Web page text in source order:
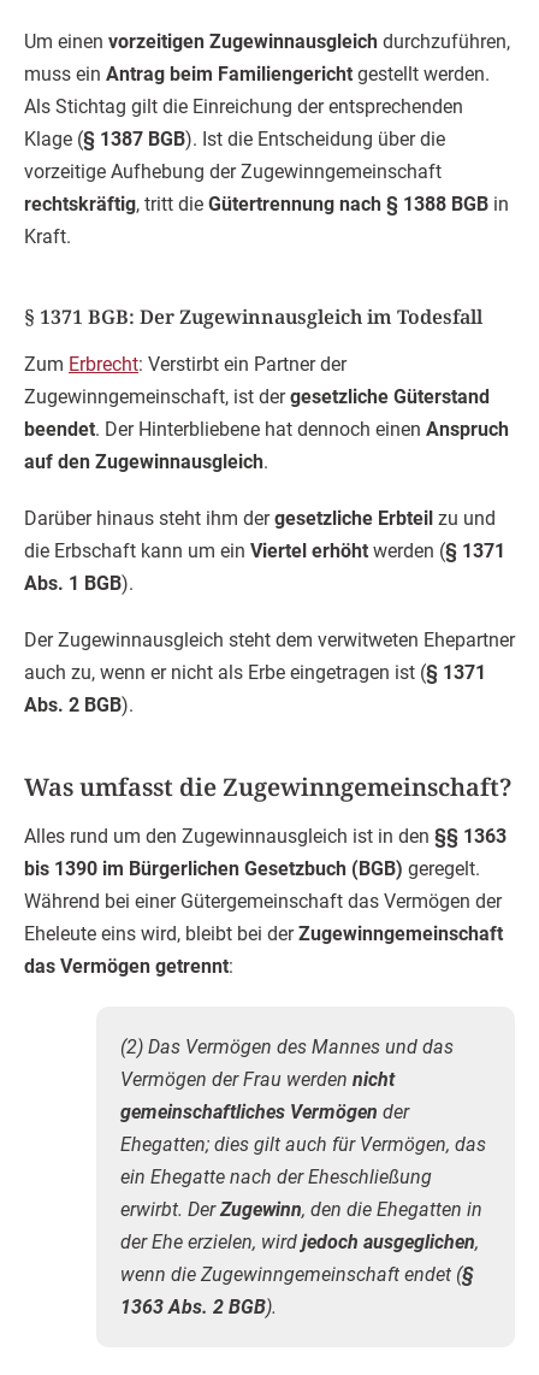
Um einen vorzeitigen Zugewinnausgleich durchzuführen,
muss ein Antrag beim Familiengericht gestellt werden.
Als Stichtag gilt die Einreichung der entsprechenden
Klage (§ 1387 BGB). Ist die Entscheidung über die
vorzeitige Aufhebung der Zugewinngemeinschaft
rechtskräftig, tritt die Gütertrennung nach § 1388 BGB in
Kraft.
§ 1371 BGB: Der Zugewinnausgleich im Todesfall
Zum Erbrecht: Verstirbt ein Partner der
Zugewinngemeinschaft, ist dergesetzliche Güterstand
beendet. Der Hinterbliebene hat dennoch einen Anspruch
auf den Zugewinnausgleich.
Darüber hinaus steht ihm dergesetzliche Erbteil zu und
die Erbschaft kann um ein Viertel erhöht werden (§ 1371
Abs. 1 BGB).
Der Zugewinnausgleich steht dem verwitweten Ehepartner
auch zu, wenn er nicht als Erbe eingetragen ist (§ 1371
Abs. 2 BGB).
Was umfasst die Zugewinngemeinschaft?
Alles rund um den Zugewinnausgleich ist in den §§ 1363
bis 1390 im Bürgerlichen Gesetzbuch (BGB) geregelt.
Während bei einer Gütergemeinschaft das Vermögen der
Eheleute eins wird, bleibt bei derZugewinngemeinschaft
das Vermögen getrennt:
(2) Das Vermögen des Mannes und das
Vermögen der Frau werden nicht
gemeinschaftliches Vermögen der
Ehegatten; dies gilt auch für Vermögen, das
ein Ehegatte nach der Eheschließung
erwirbt. DerZugewinn, den die Ehegatten in
der Ehe erzielen, wird jedoch ausgeglichen,
wenn die Zugewinngemeinschaft endet (§
1363 Abs. 2 BGB).